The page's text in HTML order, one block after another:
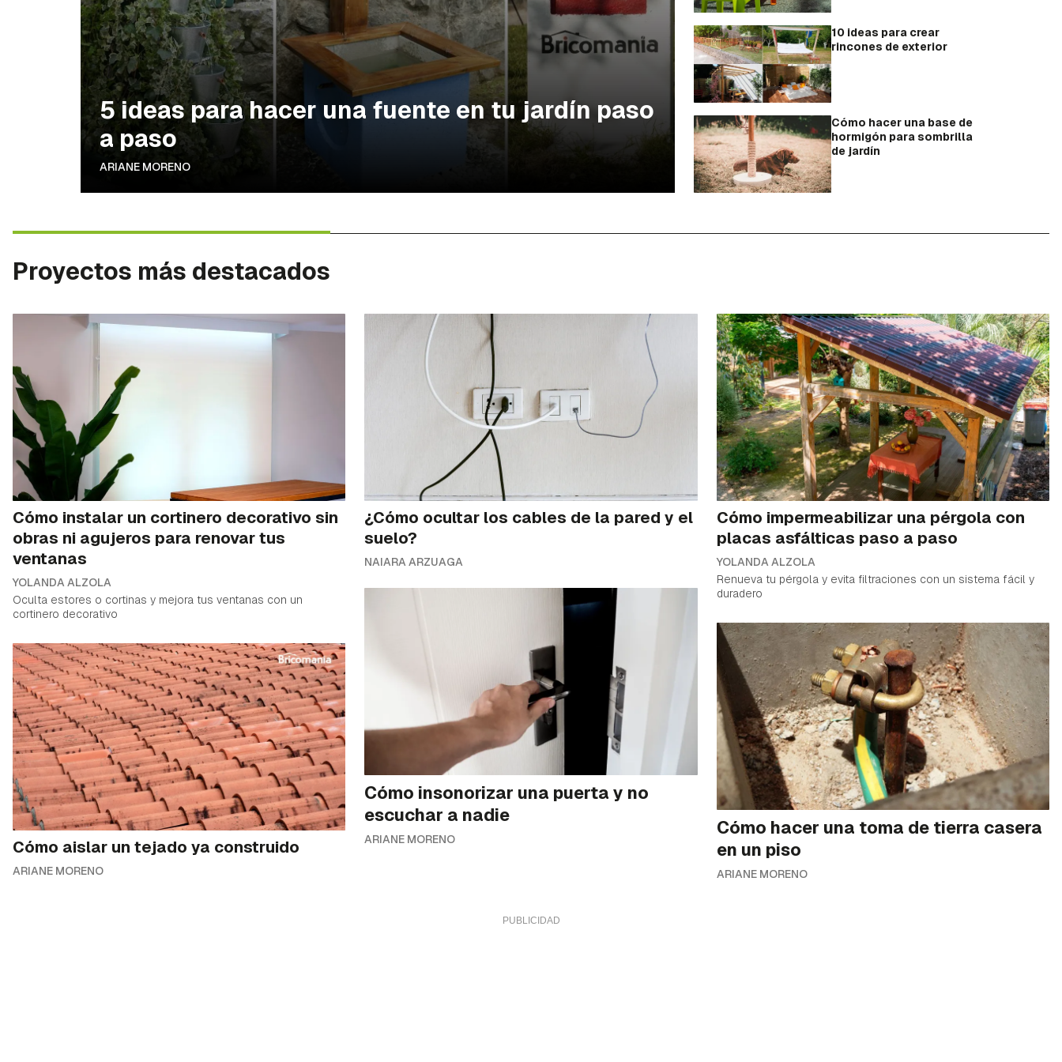
5 ideas para hacer una fuente en tu jardín paso
a paso
ARIANE MORENO
10 ideas para crear
rincones de exterior
Cómo hacer una base de
hormigón para sombrilla
de jardín
Proyectos más destacados
Cómo instalar un cortinero decorativo sin
obras ni agujeros para renovar tus
ventanas
YOLANDA ALZOLA
Oculta estores o cortinas y mejora tus ventanas con un
cortinero decorativo
Cómo aislar un tejado ya construido
ARIANE MORENO
¿Cómo ocultar los cables de la pared y el
suelo?
NAIARA ARZUAGA
Cómo insonorizar una puerta y no
escuchar a nadie
ARIANE MORENO
Cómo impermeabilizar una pérgola con
placas asfálticas paso a paso
YOLANDA ALZOLA
Renueva tu pérgola y evita filtraciones con un sistema fácil y
duradero
Cómo hacer una toma de tierra casera
en un piso
ARIANE MORENO